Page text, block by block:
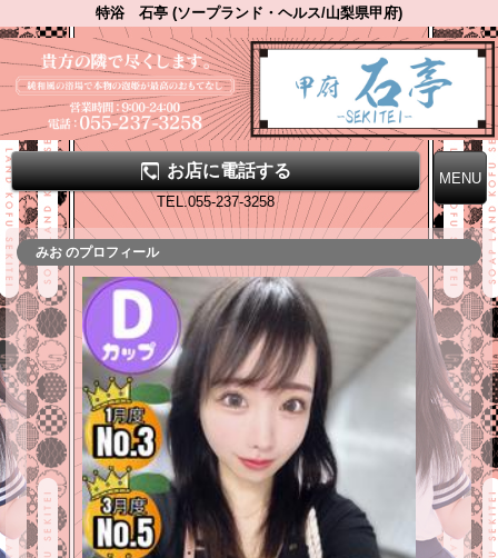
特浴 石亭 (ソープランド・ヘルス/山梨県甲府)
お店に電話する
TEL.055-237-3258
みお のプロフィール